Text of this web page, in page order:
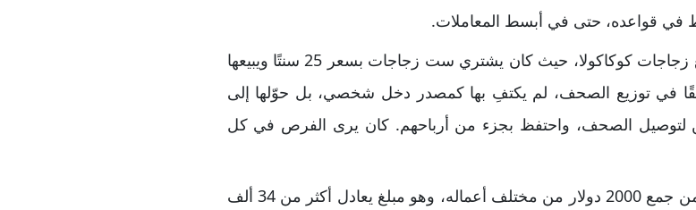
في قواعده، حتى في أبسط المعاملات.
لم يتوقف عند ذلك، بل وسّع نشاطه إلى بيع زجاجات كوكاكولا، حيث كان يشتري ست زجاجات بسعر 25 سنتًا ويبيعها
في توزيع الصحف، لم يكتفِ بها كمصدر دخل شخصي، بل حوّلها إلى
لتوصيل الصحف، واحتفظ بجزء من أرباحهم. كان يرى الفرص في كل
بفضل هذا النشاط المتواصل، تمكن بافيت من جمع 2000 دولار من مختلف أعماله، وهو مبلغ يعادل أكثر من 34 ألف